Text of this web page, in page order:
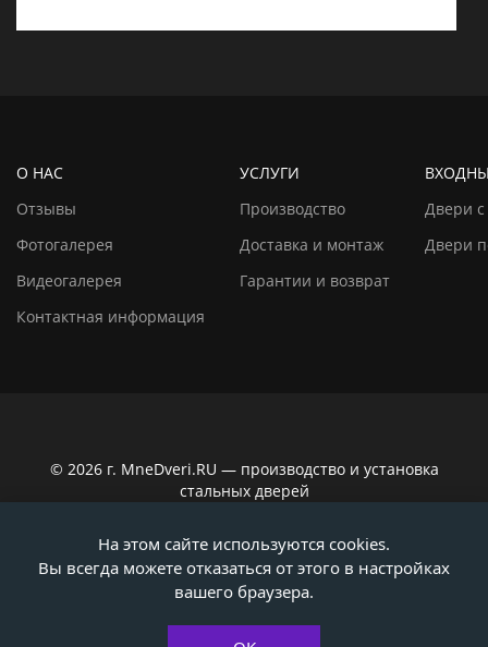
О НАС
Отзывы
Фотогалерея
Видеогалерея
Контактная информация
УСЛУГИ
Производство
Доставка и монтаж
Гарантии и возврат
Двери
Двери
© 2026 г. MneDveri.RU — производство и установка
стальных дверей
Гражданского кодекса РФ. Вся информация на сайте,
касающаяся технических характеристик, наличия на
складе, стоимости товаров, носит информационно-
уточняйте у наших консультантов!
На этом сайте используются cookies.
Вы всегда можете отказаться от этого в настройках
вашего браузера.